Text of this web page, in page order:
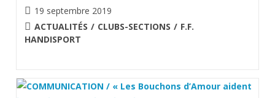
Publication
publiée :
19 septembre 2019
POST
CATEGORY:
ACTUALITÉS / CLUBS-SECTIONS / F.F.
HANDISPORT